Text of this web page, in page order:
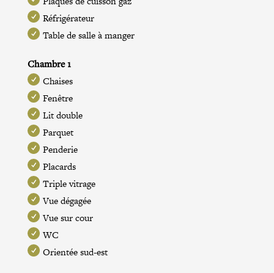
Réfrigérateur
Table de salle à manger
Chambre 1
Chaises
Fenêtre
Lit double
Parquet
Penderie
Placards
Triple vitrage
Vue dégagée
Vue sur cour
WC
Orientée sud-est